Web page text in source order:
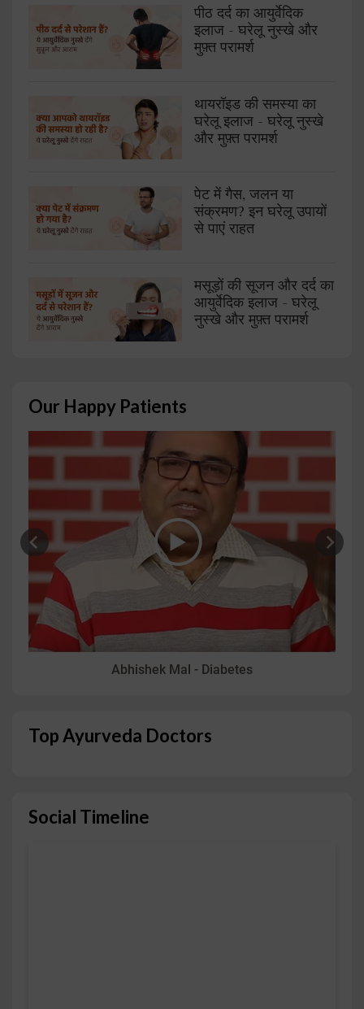
पीठ दर्द का आयुर्वेदिक
इलाज - घरेलू नुस्खे और
मुफ़्त परामर्श
थायरॉइड की समस्या का
घरेलू इलाज - घरेलू नुस्खे
और मुफ़्त परामर्श
पेट में गैस, जलन या
संक्रमण? इन घरेलू उपायों
से पाएं राहत
मसूड़ों की सूजन और दर्द का
आयुर्वेदिक इलाज - घरेलू
नुस्खे और मुफ़्त परामर्श
Our Happy Patients
Abhishek Mal - Diabetes
Top Ayurveda Doctors
Social Timeline